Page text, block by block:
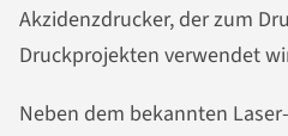
Akzidenzdrucker, der zum
Druckprojekten verwendet
Neben dem bekannten